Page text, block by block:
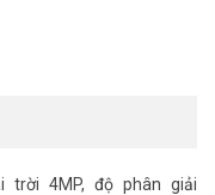
trời 4MP, độ phân giải